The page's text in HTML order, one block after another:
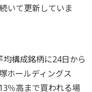
いて更新していま
均構成銘柄に24日から
ホールディングス
％高まで買われる場